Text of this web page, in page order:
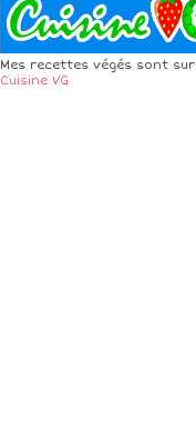
Mes recettes végés sont sur
Cuisine VG